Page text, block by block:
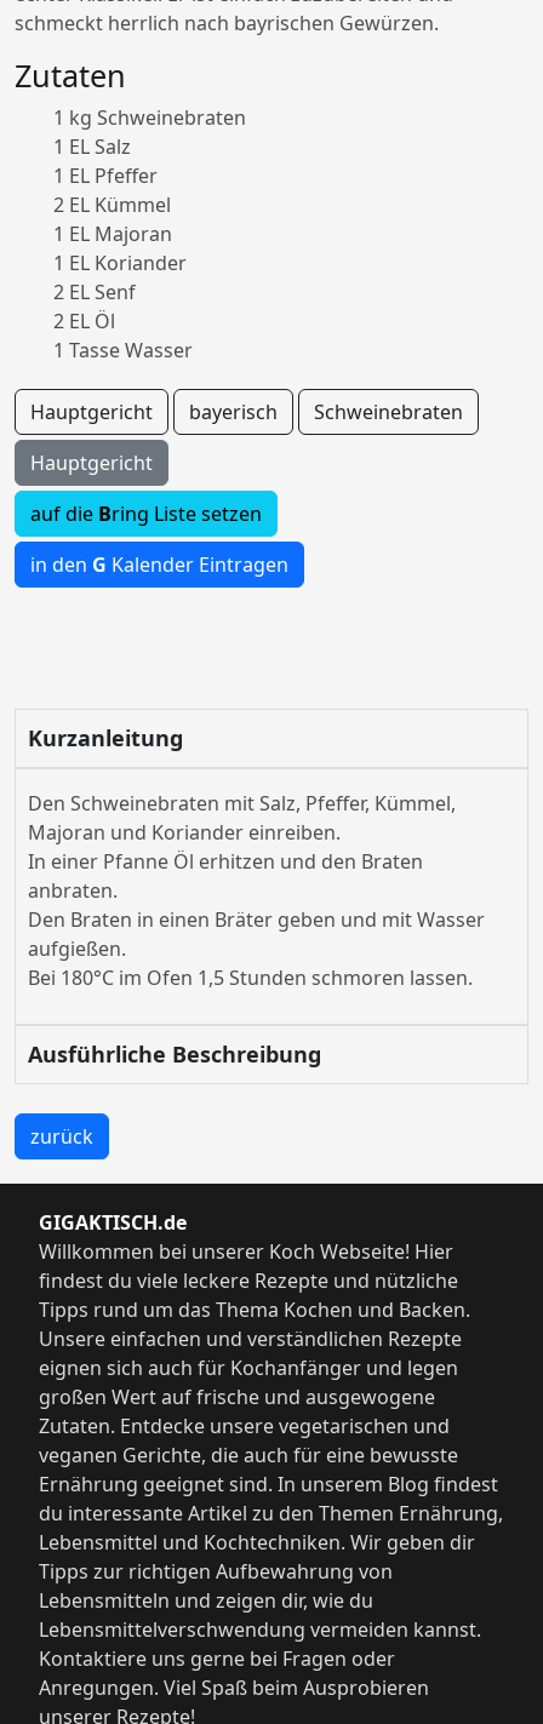
schmeckt herrlich nach bayrischen Gewürzen.
Zutaten
1 kg Schweinebraten
1 EL Salz
1 EL Pfeffer
2 EL Kümmel
1 EL Majoran
1 EL Koriander
2 EL Senf
2 EL Öl
1 Tasse Wasser
Hauptgericht bayerisch
Schweinebraten
Hauptgericht
auf die Bring Liste setzen
in den G Kalender Eintragen
Kurzanleitung
Den Schweinebraten mit Salz, Pfeffer, Kümmel,
Majoran und Koriander einreiben.
In einer Pfanne Öl erhitzen und den Braten
anbraten.
Den Braten in einen Bräter geben und mit Wasser
aufgießen.
Bei 180°C im Ofen 1,5 Stunden schmoren lassen.
Ausführliche Beschreibung
zurück
GIGAKTISCH.de
Willkommen bei unserer Koch Webseite! Hier
findest du viele leckere Rezepte und nützliche
Tipps rund um das Thema Kochen und Backen.
Unsere einfachen und verständlichen Rezepte
eignen sich auch für Kochanfänger und legen
großen Wert auf frische und ausgewogene
Zutaten. Entdecke unsere vegetarischen und
veganen Gerichte, die auch für eine bewusste
Ernährung geeignet sind. In unserem Blog findest
du interessante Artikel zu den Themen Ernährung,
Lebensmittel und Kochtechniken. Wir geben dir
Tipps zur richtigen Aufbewahrung von
Lebensmitteln und zeigen dir, wie du
Lebensmittelverschwendung vermeiden kannst.
Kontaktiere uns gerne bei Fragen oder
Anregungen. Viel Spaß beim Ausprobieren
unserer Rezepte!